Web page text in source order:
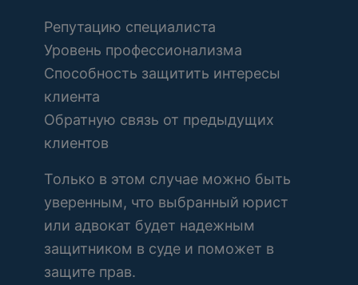
Репутацию специалиста
Уровень профессионализма
Способность защитить интересы
клиента
Обратную связь от предыдущих
клиентов
Только в этом случае можно быть
уверенным, что выбранный юрист
или адвокат будет надежным
защитником в суде и поможет в
защите прав.